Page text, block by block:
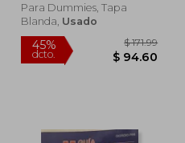
Para Dummies, Tapa
Blanda, Usado